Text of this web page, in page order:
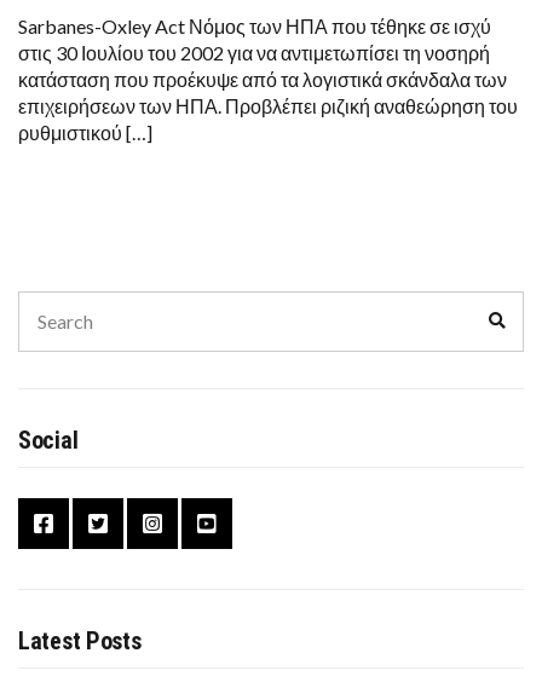
Sarbanes-Oxley Act Νόμος των ΗΠΑ που τέθηκε σε ισχύ
στις 30 Ιουλίου του 2002 για να αντιμετωπίσει τη νοσηρή
κατάσταση που προέκυψε από τα λογιστικά σκάνδαλα των
επιχειρήσεων των ΗΠΑ. Προβλέπει ριζική αναθεώρηση του
ρυθμιστικού […]
for:
Social
Latest Posts